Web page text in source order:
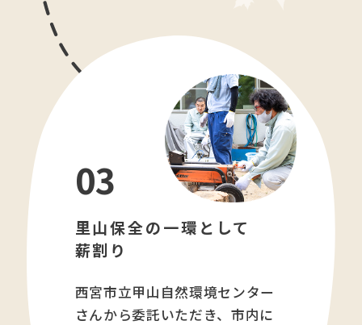
03
里山保全の一環 として
薪割り
西宮市立甲山自然環境センター
さんから委託いただき、市内に